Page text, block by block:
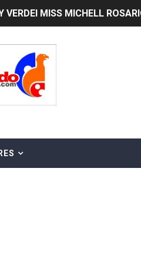
VERDEI MR. EDDY OLIVO
bajó 9 cts. y era vendido a
impulsa el desarrollo